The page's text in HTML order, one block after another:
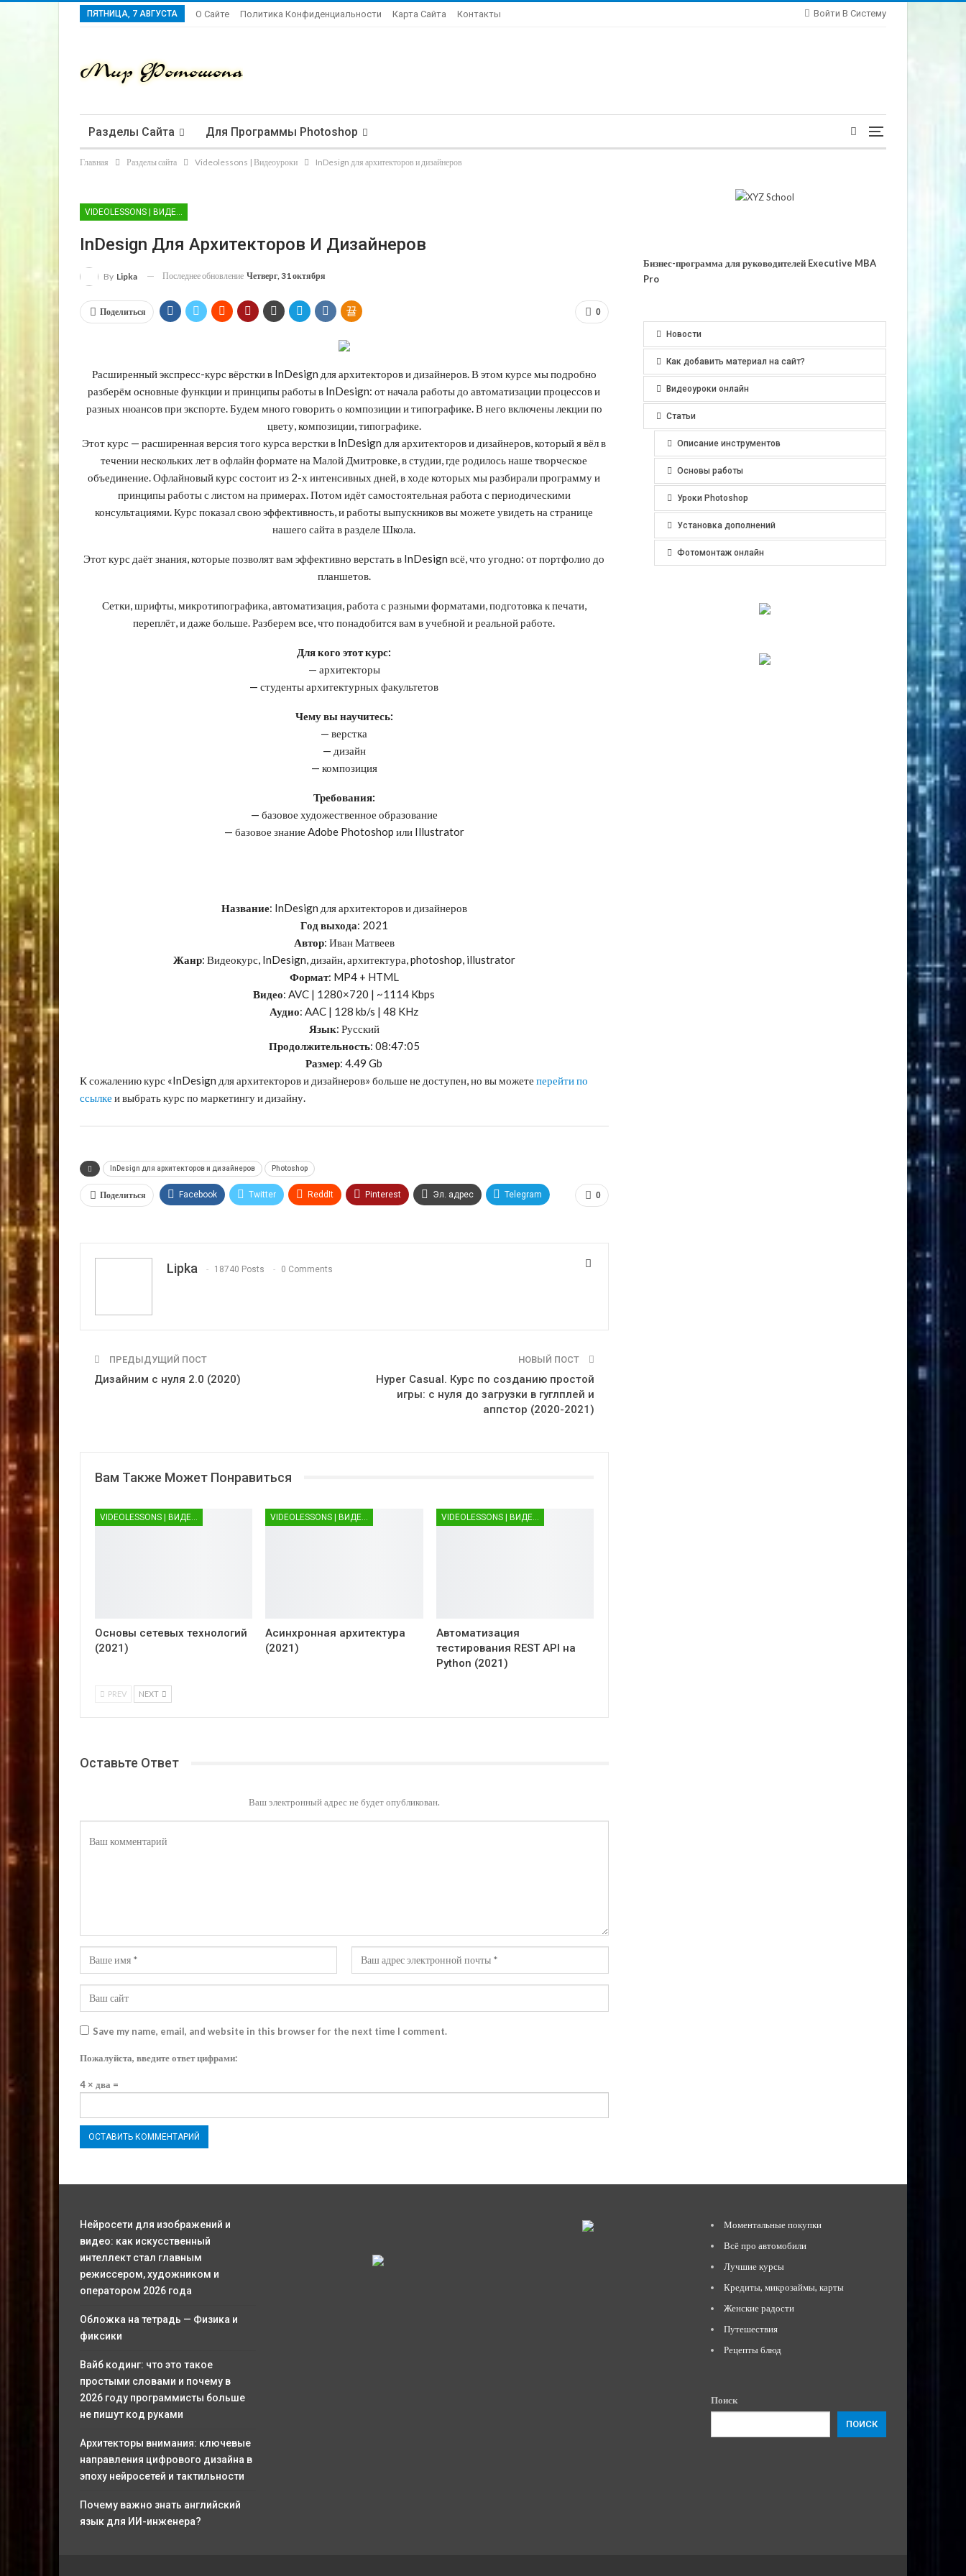
Войти В Систему
ПЯТНИЦА, 7 АВГУСТА О Сайте Политика Конфиденциальности Карта Сайта Контакты
Разделы Сайта Для Программы Photoshop
Главная Разделы сайта Videolessons | Видеоуроки InDesign для архитекторов и дизайнеров
InDesign Для Архитекторов И Дизайнеров
By Lipka Последнее обновление Четверг, 31 октября
0
Поделиться
Расширенный экспресс-курс вёрстки в InDesign для архитекторов и дизайнеров. В этом курсе мы подробно
разберём основные функции и принципы работы в InDesign: от начала работы до автоматизации процессов и
разных нюансов при экспорте. Будем много говорить о композиции и типографике. В него включены лекции по
цвету, композиции, типографике.
Этот курс — расширенная версия того курса верстки в InDesign для архитекторов и дизайнеров, который я вёл в
течении нескольких лет в офлайн формате на Малой Дмитровке, в студии, где родилось наше творческое
объединение. Офлайновый курс состоит из 2-х интенсивных дней, в ходе которых мы разбирали программу и
принципы работы с листом на примерах. Потом идёт самостоятельная работа с периодическими
консультациями. Курс показал свою эффективность, и работы выпускников вы можете увидеть на странице
нашего сайта в разделе Школа.
Этот курс даёт знания, которые позволят вам эффективно верстать в InDesign всё, что угодно: от портфолио до
планшетов.
Сетки, шрифты, микротипографика, автоматизация, работа с разными форматами, подготовка к печати,
переплёт, и даже больше. Разберем все, что понадобится вам в учебной и реальной работе.
Для кого этот курс:
— архитекторы
— студенты архитектурных факультетов
Чему вы научитесь:
— верстка
— дизайн
— композиция
Требования:
— базовое художественное образование
— базовое знание Adobe Photoshop или Illustrator
Название: InDesign для архитекторов и дизайнеров
Год выхода: 2021
Автор: Иван Матвеев
Жанр: Видеокурс, InDesign, дизайн, архитектура, photoshop, illustrator
Формат: MP4 + HTML
Видео: AVC | 1280×720 | ~1114 Kbps
Аудио: AAC | 128 kb/s | 48 KHz
Язык: Русский
Продолжительность: 08:47:05
Размер: 4.49 Gb
К сожалению курс «InDesign для архитекторов и дизайнеров» больше не доступен, но вы можете перейти по
ссылке и выбрать курс по маркетингу и дизайну.
InDesign для архитекторов и дизайнеров Photoshop
0
Поделиться Facebook Twitter ReddIt Pinterest Эл. адрес Telegram
Lipka 18740 Posts 0 Comments
ПРЕДЫДУЩИЙ ПОСТ
Дизайним с нуля 2.0 (2020)
НОВЫЙ ПОСТ
Hyper Casual. Курс по созданию простой
игры: с нуля до загрузки в гуглплей и
аппстор (2020-2021)
Вам Также Может Понравиться
Основы сетевых технологий
(2021)
Асинхронная архитектура
(2021)
VIDEOLESSONS | ВИДЕОУРОКИ
Автоматизация
тестирования REST API на
Python (2021)
PREV NEXT
Оставьте Ответ
Ваш электронный адрес не будет опубликован.
Save my name, email, and website in this browser for the next time I comment.
Пожалуйста, введите ответ цифрами:
4 × два =
Бизнес-программа для руководителей Executive MBA
Pro
Новости
Как добавить материал на сайт?
Видеоуроки онлайн
Статьи
Описание инструментов
Основы работы
Уроки Photoshop
Установка дополнений
Фотомонтаж онлайн
Нейросети для изображений и
видео: как искусственный
интеллект стал главным
режиссером, художником и
оператором 2026 года
Обложка на тетрадь — Физика и
фиксики
Вайб кодинг: что это такое
простыми словами и почему в
2026 году программисты больше
не пишут код руками
Архитекторы внимания: ключевые
направления цифрового дизайна в
эпоху нейросетей и тактильности
Почему важно знать английский
язык для ИИ-инженера?
Моментальные покупки
Всё про автомобили
Лучшие курсы
Кредиты, микрозаймы, карты
Женские радости
Путешествия
Рецепты блюд
Поиск
ПОИСК